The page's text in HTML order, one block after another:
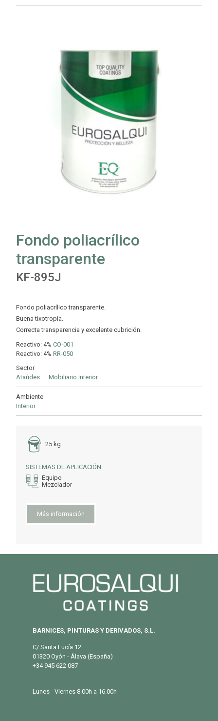
Fondo poliacrílico
transparente
KF-895J
Fondo poliacrílico transparente.
Buena tixotropía.
Correcta transparencia y excelente cubrición.
Reactivo: 4% CO-001
Reactivo: 4% RR-050
Sector
Ataúdes
Mobiliario interior
Ambiente
Interior
25 kg
SISTEMAS DE APLICACIÓN
Equipo
Mezclador
Más información
BARNICES, PINTURAS Y DERIVADOS, S.L.
C/ Santa Lucía 12
01320 Oyón - Álava (España)
+34 945 622 087
Lunes - Viernes 8.00h a 16.00h